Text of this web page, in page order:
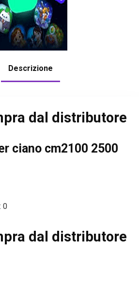
Descrizione
dal distributore
ciano cm2100 2500
0
dal distributore